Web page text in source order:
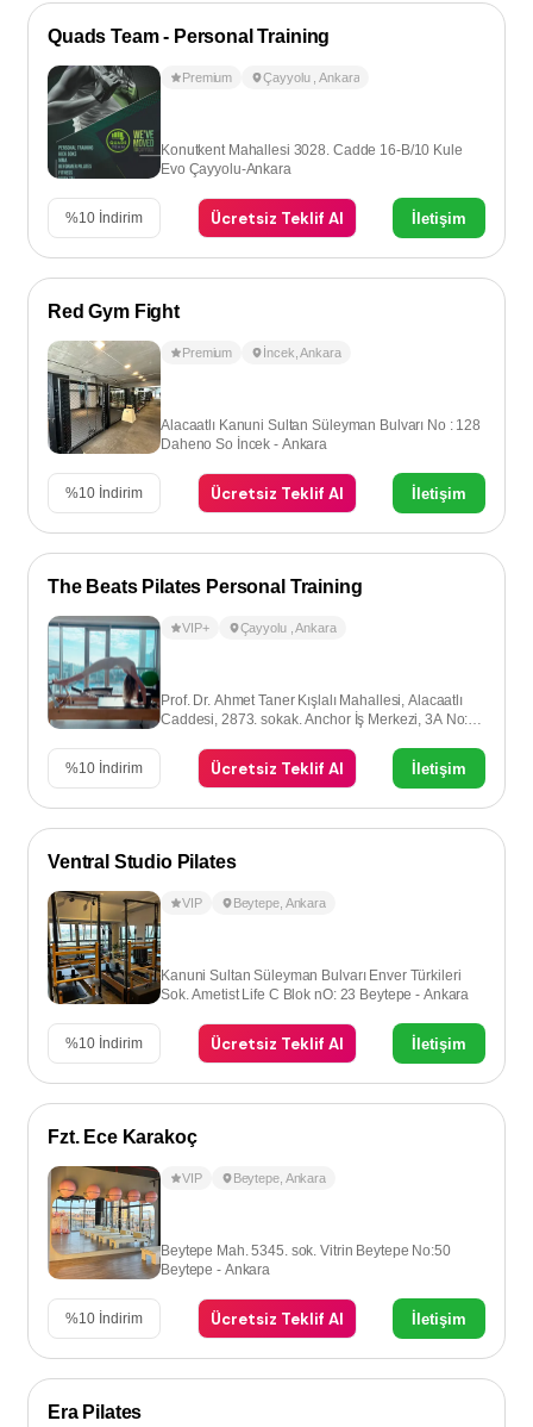
Quads Team - Personal Training
Premium Çayyolu ,Ankara
Konutkent Mahallesi 3028. Cadde 16-B/10 Kule
Evo Çayyolu-Ankara
%10 İndirim Ücretsiz Teklif Al İletişim
Red Gym Fight
Premium İncek ,Ankara
Alacaatlı Kanuni Sultan Süleyman Bulvarı No : 128
Daheno So İncek - Ankara
%10 İndirim Ücretsiz Teklif Al İletişim
The Beats Pilates Personal Training
VIP+ Çayyolu ,Ankara
Prof. Dr. Ahmet Taner Kışlalı Mahallesi, Alacaatlı
Caddesi, 2873. sokak. Anchor İş Merkezi, 3A No:8,
%10 İndirim Ücretsiz Teklif Al İletişim
Ventral Studio Pilates
VIP Beytepe, Ankara
Kanuni Sultan Süleyman Bulvarı Enver Türkileri
Sok. Ametist Life C Blok nO: 23 Beytepe - Ankara
%10 İndirim Ücretsiz Teklif Al İletişim
Fzt. Ece Karakoç
VIP Beytepe, Ankara
Beytepe Mah. 5345. sok. Vitrin Beytepe No:50
Beytepe - Ankara
%10 İndirim Ücretsiz Teklif Al İletişim
Era Pilates